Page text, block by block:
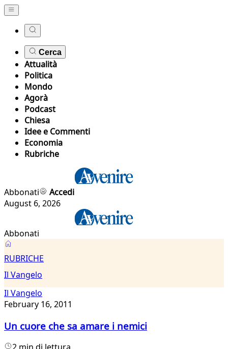
Cerca
Attualità
Politica
Mondo
Agorà
Podcast
Chiesa
Idee e Commenti
Economia
Rubriche
Abbonati
Accedi
August 6, 2026
Abbonati
Il
Vangelo
RUBRICHE
Il Vangelo
Il Vangelo
February 16, 2011
Un cuore che sa amare i nemici